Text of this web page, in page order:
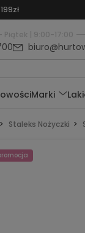
Piątek | 9:00-17:00
Marki
Staleks Nożyczki